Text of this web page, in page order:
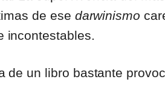
de ese darwinismo
incontestables.
de un libro bastante